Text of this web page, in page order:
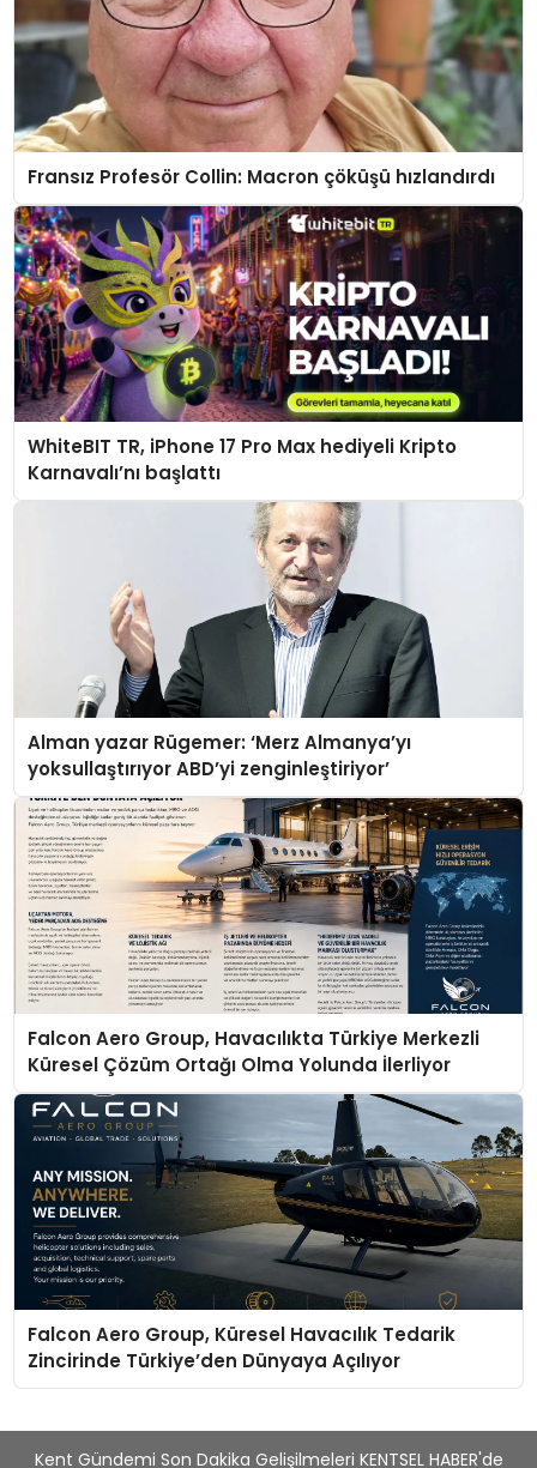
Fransız Profesör Collin: Macron çöküşü hızlandırdı
WhiteBIT TR, iPhone 17 Pro Max hediyeli Kripto
Karnavalı’nı başlattı
Alman yazar Rügemer: ‘Merz Almanya’yı
yoksullaştırıyor ABD’yi zenginleştiriyor’
Falcon Aero Group, Havacılıkta Türkiye Merkezli
Küresel Çözüm Ortağı Olma Yolunda İlerliyor
Falcon Aero Group, Küresel Havacılık Tedarik
Zincirinde Türkiye’den Dünyaya Açılıyor
Kent Gündemi Son Dakika Gelişilmeleri KENTSEL HABER'de